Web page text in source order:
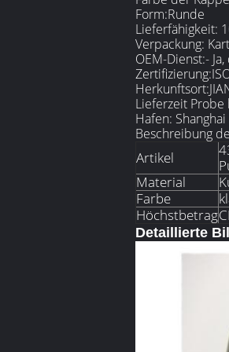
Form:Runde
Lieferfähigkeit:
Verpackung:
OEM-Dienst:-
Zertifizierung:
Herkunftsort:
Lieferzeit Probe
Hafen: Shanghai
Beschreibung
Artikel
Material
Farbe
Höchstbetrag
Detaillierte